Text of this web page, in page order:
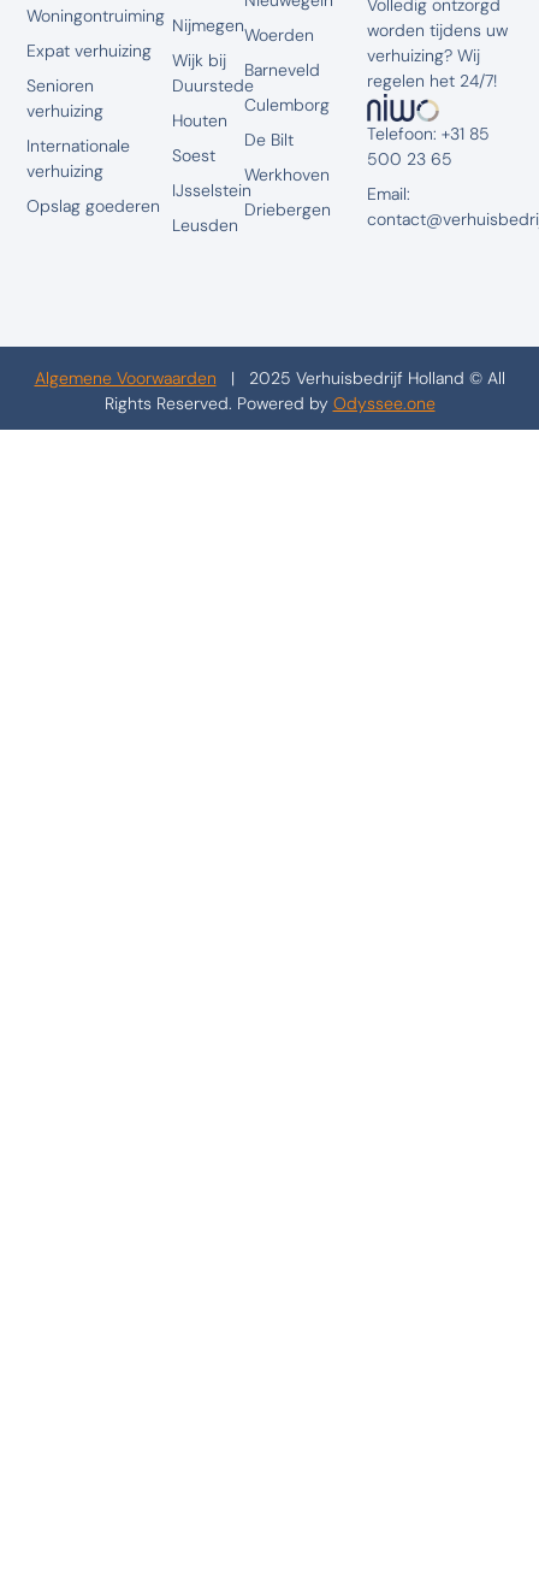
worden tijdens uw
verhuizing? Wij
regelen het 24/7!
Telefoon: +31 85
500 23 65
Email:
Woningontruiming
Expat verhuizing
Senioren
verhuizing
Internationale
verhuizing
Opslag goederen
Nijmegen
Wijk bij
Duurstede
Houten
Soest
IJsselstein
Leusden
Woerden
Barneveld
Culemborg
De Bilt
Werkhoven
Driebergen
Algemene Voorwaarden | 2025 Verhuisbedrijf Holland © All
Rights Reserved. Powered by Odyssee.one